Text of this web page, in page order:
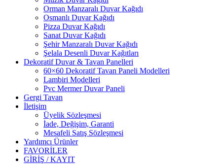
Orman Manzaralı Duvar Kağıdı
Osmanlı Duvar Kağıdı
Pizza Duvar Kağıdı
Sanat Duvar Kağıdı
Şehir Manzaralı Duvar Kağıdı
Şelala Desenli Duvar Kağıtları
Dekoratif Duvar & Tavan Panelleri
60×60 Dekoratif Tavan Paneli Modelleri
Lambiri Modelleri
Pvc Mermer Duvar Paneli
Gergi Tavan
İletişim
Üyelik Sözleşmesi
İade, Değişim, Garanti
Mesafeli Satış Sözleşmesi
Yardımcı Ürünler
FAVORİLER
GİRİŞ / KAYIT